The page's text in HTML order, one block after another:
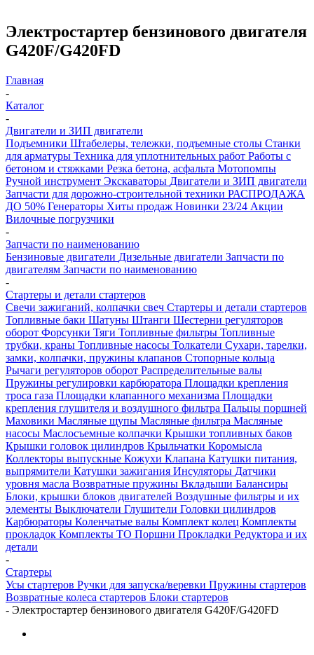
Электростартер бензинового двигателя
G420F/G420FD
Главная
-
Каталог
-
Двигатели и ЗИП двигатели
Подъемники Штабелеры, тележки, подъемные столы Станки
для арматуры Техника для уплотнительных работ Работы с
бетоном и стяжками Резка бетона, асфальта Мотопомпы
Ручной инструмент Экскаваторы Двигатели и ЗИП двигатели
Запчасти для дорожно-строительной техники РАСПРОДАЖА
ДО 50% Генераторы Хиты продаж Новинки 23/24 Акции
Вилочные погрузчики
-
Запчасти по наименованию
Бензиновые двигатели Дизельные двигатели Запчасти по
двигателям Запчасти по наименованию
-
Стартеры и детали стартеров
Свечи зажиганий, колпачки свеч Стартеры и детали стартеров
Топливные баки Шатуны Штанги Шестерни регуляторов
оборот Форсунки Тяги Топливные фильтры Топливные
трубки, краны Топливные насосы Толкатели Сухари, тарелки,
замки, колпачки, пружины клапанов Стопорные кольца
Рычаги регуляторов оборот Распределительные валы
Пружины регулировки карбюратора Площадки крепления
троса газа Площадки клапанного механизма Площадки
крепления глушителя и воздушного фильтра Пальцы поршней
Маховики Масляные щупы Масляные фильтра Масляные
насосы Маслосъемные колпачки Крышки топливных баков
Крышки головок цилиндров Крыльчатки Коромысла
Коллекторы выпускные Кожухи Клапана Катушки питания,
выпрямители Катушки зажигания Инсуляторы Датчики
уровня масла Возвратные пружины Вкладыши Балансиры
Блоки, крышки блоков двигателей Воздушные фильтры и их
элементы Выключатели Глушители Головки цилиндров
Карбюраторы Коленчатые валы Комплект колец Комплекты
прокладок Комплекты ТО Поршни Прокладки Редуктора и их
детали
-
Стартеры
Усы стартеров Ручки для запуска/веревки Пружины стартеров
Возвратные колеса стартеров Блоки стартеров
- Электростартер бензинового двигателя G420F/G420FD